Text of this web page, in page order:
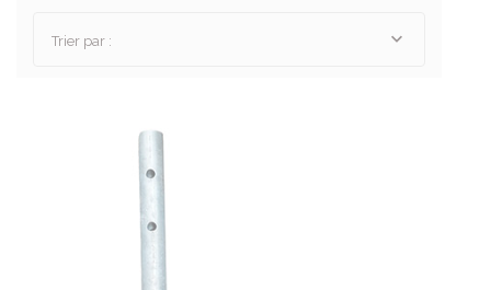
Trier par :